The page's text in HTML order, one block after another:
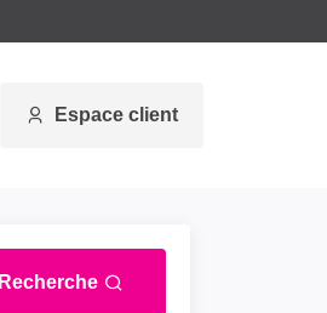
Espace client
Recherche